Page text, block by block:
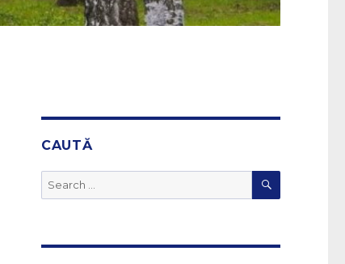
CAUTĂ
Search
for:
SEARCH